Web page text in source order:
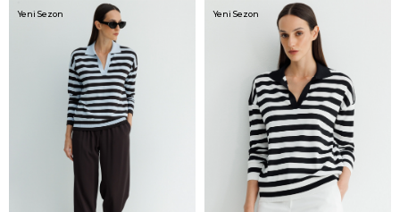
Yeni Sezon Yeni Sezon